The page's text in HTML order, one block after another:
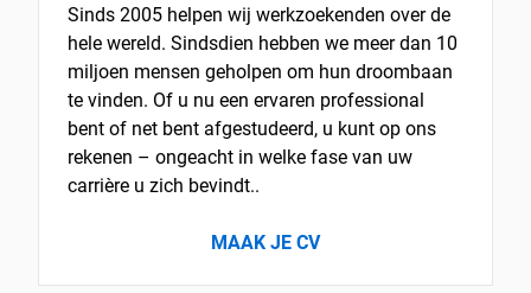
Sinds 2005 helpen wij werkzoekenden over de
hele wereld. Sindsdien hebben we meer dan 10
miljoen mensen geholpen om hun droombaan
te vinden. Of u nu een ervaren professional
bent of net bent afgestudeerd, u kunt op ons
rekenen – ongeacht in welke fase van uw
carrière u zich bevindt..
MAAK JE CV